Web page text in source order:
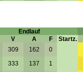
Endlauf
V A F Startz.
309 162 0
333 137 1